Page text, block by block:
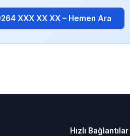
XXX XX XX – Hemen Ara
Hızlı Bağlantılar